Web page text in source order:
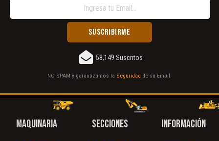
58,149 Suscritos
NO SPAM y garantizamos la Seguridad de su Email.
MAQUINARIA
SECCIONES
INFORMACIÓN